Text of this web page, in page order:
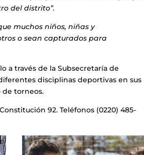
del distrito”.
muchos niños, niñas y
o sean capturados para
a través de la Subsecretaría de
disciplinas deportivas en sus
torneos.
92. Teléfonos (0220) 485-